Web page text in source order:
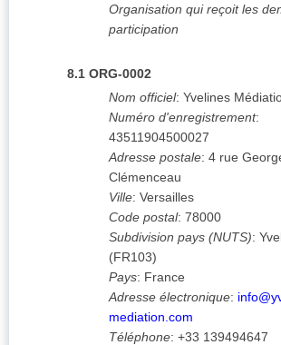
Organisation qui reçoit les
participation
8.1 ORG-0002
Nom officiel: Yvelines
Numéro d'enregistrement:
43511904500027
Adresse postale: 4 rue
Clémenceau
Ville: Versailles
Code postal: 78000
Subdivision pays (NUTS):
(FR103)
Pays: France
Adresse électronique:
mediation.com
Téléphone: +33 139494647